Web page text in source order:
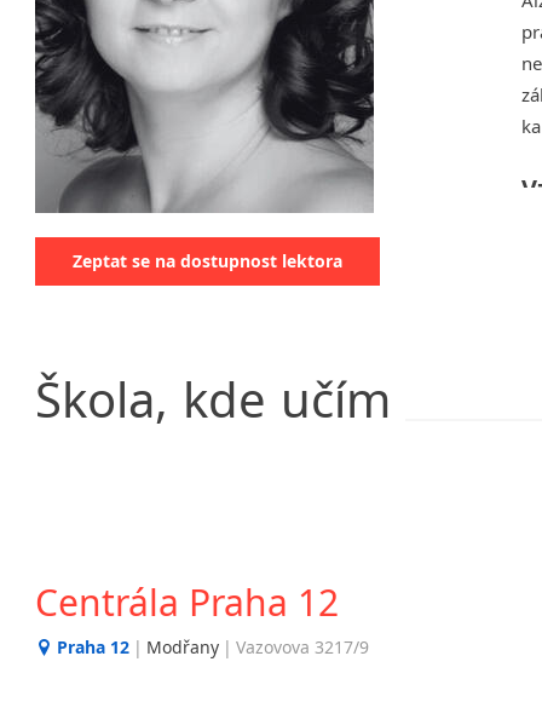
Klatovy
Prostějov
Tišnov
Zeptat se na dostupnost lektora
Škola, kde učím
Centrála Praha 12
Praha 12 | Modřany | Vazovova 3217/9